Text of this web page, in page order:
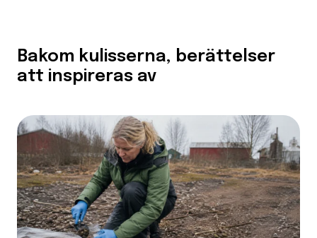
Bakom kulisserna, berättelser
att inspireras av